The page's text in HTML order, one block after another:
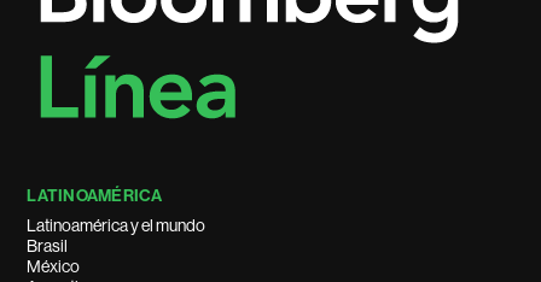
LATINOAMÉRICA
Latinoamérica y el mundo
Brasil
México